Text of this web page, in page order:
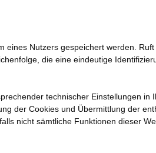
eines Nutzers gespeichert werden.
die eine eindeutige
technischer Einstellungen in
der Cookies und Übermittlung der
nicht sämtliche Funktionen dieser